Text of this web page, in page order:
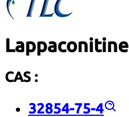
Lappaconitine
CAS :
32854-75-4